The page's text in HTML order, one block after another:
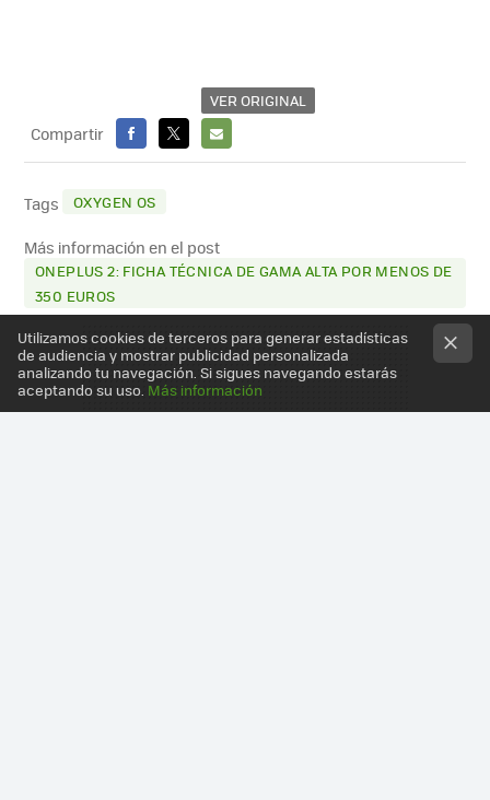
VER ORIGINAL
Compartir
FACEBOOK
X
E-
Tags OXYGEN OS
Más información en el post
ONEPLUS 2: FICHA TÉCNICA DE GAMA ALTA POR MENOS DE
350 EUROS
Utilizamos cookies de terceros para generar estadísticas
de audiencia y mostrar publicidad personalizada
analizando tu navegación. Si sigues navegando estarás
aceptando su uso. Más información